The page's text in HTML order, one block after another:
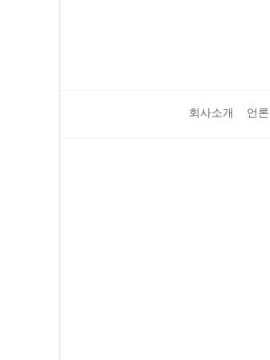
회사소개 언